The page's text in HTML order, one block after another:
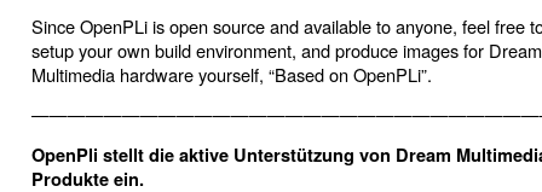
Since OpenPLi is open source and available to anyone, feel free
setup your own build environment, and produce images for Dream
Multimedia hardware yourself, “Based on OpenPLi”.
OpenPli stellt die aktive Unterstützung von Dream
Produkte ein.